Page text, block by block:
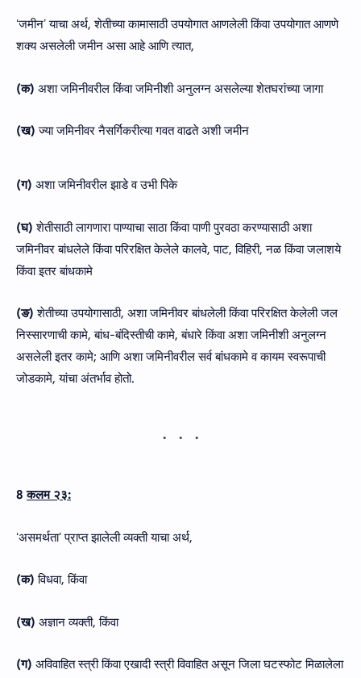
ʻजमीनʼ याचा अर्थ, शेतीच्या कामासाठी उपयोगात आणलेली किंवा उपयोगात आणणे
शक्य असलेली जमीन असा आहे आणि त्‍यात,
(क) अशा जमिनीवरील किंवा जमिनीशी अनुलग्न असलेल्या शेतघरांच्या जागा
(ख) ज्या जमिनीवर नैसर्गिकरीत्या गवत वाढते अशी जमीन
(ग) अशा जमिनीवरील झाडे व उभी पिके
(घ) शेतीसाठी लागणारा पाण्याचा साठा किंवा पाणी पुरवठा करण्यासाठी अशा
जमिनीवर बांधलेले किंवा परिरक्षित केलेले कालवे, पाट, विहिरी, नळ किंवा जलाशये
किंवा इतर बांधकामे
(ङ) शेतीच्या उपयोगासाठी, अशा जमिनीवर बांधलेली किंवा परिरक्षित केलेली जल
निस्‍सारणाची कामे, बांध-बंदिस्तीची कामे, बंधारे किंवा अशा जमिनीशी अनुलग्न
असलेली इतर कामे; आणि अशा जमिनीवरील सर्व बांधकामे व कायम स्वरूपाची
जोडकामे, यांचा अंतर्भाव होतो.
8 कलम २३:
ʻअसमर्थताʼ प्राप्त झालेली व्यक्ती याचा अर्थ,
(क) विधवा, किंवा
(ख) अज्ञान व्यक्ती, किंवा
(ग) अविवाहित स्त्री किंवा एखादी स्त्री विवाहित असून जिला घटस्फोट मिळालेला